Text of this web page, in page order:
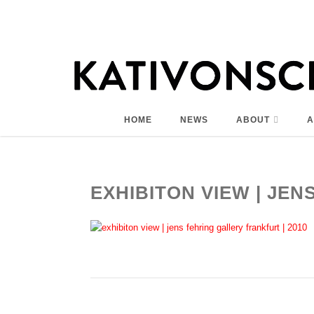
HOME NEWS ABOUT
EXHIBITON VIEW |